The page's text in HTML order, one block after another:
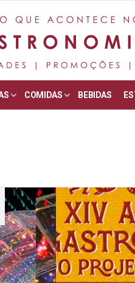
COMIDAS BEBIDAS